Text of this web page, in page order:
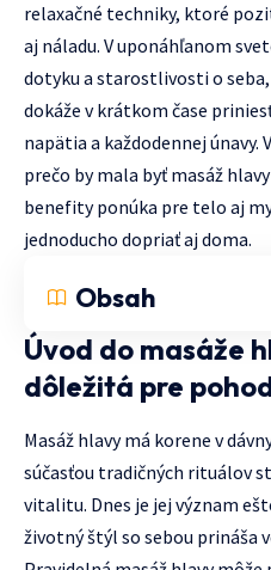
relaxačné techniky, ktoré
aj náladu. V uponáhľanom
dotyku a starostlivosti o
dokáže v krátkom čase
napätia a každodennej
prečo by mala byť masáž
benefity ponúka pre telo aj
jednoducho dopriať aj doma.
Obsah
Úvod do masáže
dôležitá pre
Masáž hlavy má korene v
súčasťou tradičných rituálov
vitalitu. Dnes je jej význam
životný štýl so sebou prináša